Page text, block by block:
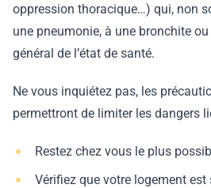
oppression thoracique…) qui, non
une pneumonie, à une bronchite
général de l’état de santé.
Ne vous inquiétez pas, les
permettront de limiter les dangers
Restez chez vous le plus
Vérifiez que votre logement